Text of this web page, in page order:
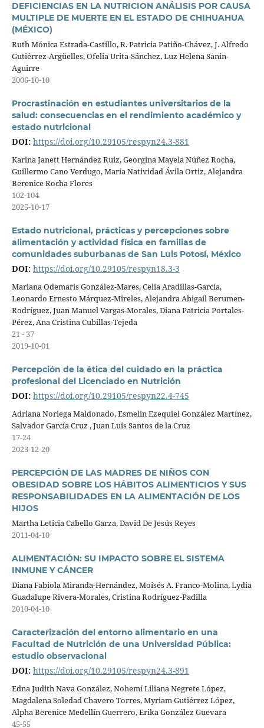
DEFICIENCIAS EN LA NUTRICION ANÁLISIS POR CAUSA
MULTIPLE DE MUERTE EN EL ESTADO DE CHIHUAHUA
(MÉXICO)
Ruth Mónica Estrada-Castillo, R. Patricia Patiño-Chávez, J. Alfredo
Gutiérrez-Argüelles, Ofelia Urita-Sánchez, Luz Helena Sanin-
Aguirre
2006-10-10
Procrastinación en estudiantes universitarios de la
salud: consecuencias en el rendimiento académico y
estado nutricional
DOI: https://doi.org/10.29105/respyn24.3-881
Karina Janett Hernández Ruiz, Georgina Mayela Núñez Rocha,
Guillermo Cano Verdugo, María Natividad Ávila Ortiz, Alejandra
Berenice Rocha Flores
102-104
2025-10-17
Estado nutricional, prácticas y percepciones sobre
alimentación y actividad física en familias de
comunidades suburbanas de San Luis Potosí, México
DOI: https://doi.org/10.29105/respyn18.3-3
Mariana Odemaris González-Mares, Celia Aradillas-García,
Leonardo Ernesto Márquez-Mireles, Alejandra Abigail Berumen-
Rodríguez, Juan Manuel Vargas-Morales, Diana Patricia Portales-
Pérez, Ana Cristina Cubillas-Tejeda
21 - 37
2019-10-01
Percepción de la ética del cuidado en la práctica
profesional del Licenciado en Nutrición
DOI: https://doi.org/10.29105/respyn22.4-745
Adriana Noriega Maldonado, Esmelin Ezequiel González Martínez,
Salvador García Cruz , Juan Luis Santos de la Cruz
17-24
2023-12-20
PERCEPCIÓN DE LAS MADRES DE NIÑOS CON
OBESIDAD SOBRE LOS HÁBITOS ALIMENTICIOS Y SUS
RESPONSABILIDADES EN LA ALIMENTACIÓN DE LOS
HIJOS
Martha Leticia Cabello Garza, David De Jesús Reyes
2011-04-10
ALIMENTACIÓN: SU IMPACTO SOBRE EL SISTEMA
INMUNE Y CÁNCER
Diana Fabiola Miranda-Hernández, Moisés A. Franco-Molina, Lydia
Guadalupe Rivera-Morales, Cristina Rodríguez-Padilla
2010-04-10
Caracterización del entorno alimentario en una
Facultad de Nutrición de una Universidad Pública:
estudio observacional
DOI: https://doi.org/10.29105/respyn24.3-891
Edna Judith Nava González, Nohemí Liliana Negrete López,
Magdalena Soledad Chavero Torres, Myriam Gutiérrez López,
Alpha Berenice Medellín Guerrero, Erika González Guevara
45-55